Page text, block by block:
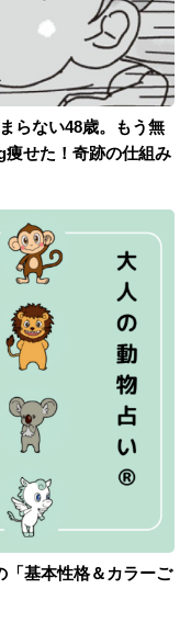
らない48歳。もう無
せた！奇跡の仕組み
「基本性格＆カラーご